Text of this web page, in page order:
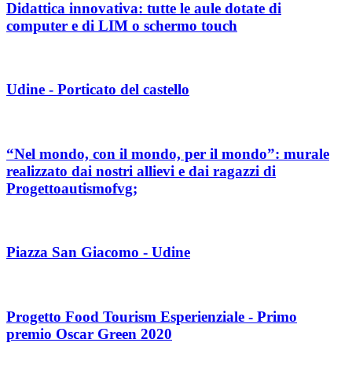
Didattica innovativa: tutte le aule dotate di
computer e di LIM o schermo touch
Udine - Porticato del castello
“Nel mondo, con il mondo, per il mondo”: murale
realizzato dai nostri allievi e dai ragazzi di
Progettoautismofvg;
Piazza San Giacomo - Udine
Progetto Food Tourism Esperienziale - Primo
premio Oscar Green 2020